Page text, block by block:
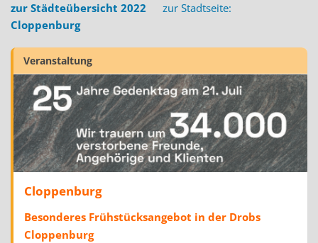
zur Städteübersicht 2022
zur Stadtseite:
Cloppenburg
Veranstaltung
Cloppenburg
Besonderes Frühstücksangebot in der Drobs
Cloppenburg